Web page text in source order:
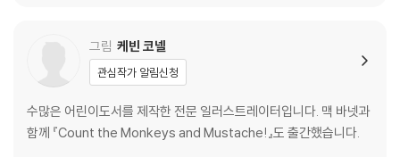
그림 케빈 코넬
관심작가 알림신청
수많은 어린이도서를 제작한 전문 일러스트레이터입니다. 맥 바넷과
함께 『Count the Monkeys and Mustache!』도 출간했습니다.